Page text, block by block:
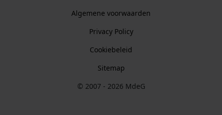
Algemene voorwaarden
Privacy Policy
Cookiebeleid
Sitemap
© 2007 - 2026 MdeG